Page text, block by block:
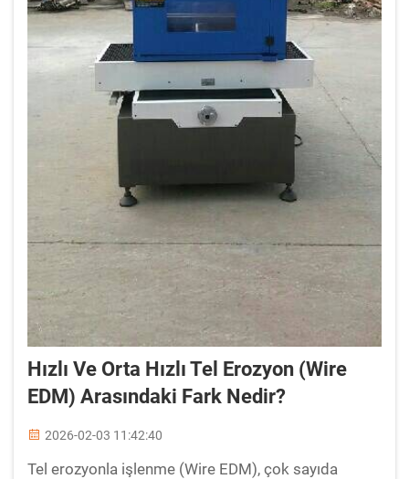
Hızlı Ve Orta Hızlı Tel Erozyon (Wire
EDM) Arasındaki Fark Nedir?
2026-02-03 11:42:40
Tel erozyonla işlenme (Wire EDM), çok sayıda